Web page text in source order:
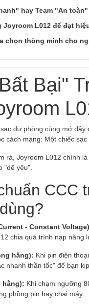
hay Team "An
Joyroom L012 để đạt
chọn thông minh cho
Bại"
dự phòng cùng mớ
cách mạng: Một chiếc
rà, Joyroom L012 chính
"dế yêu".
CCC
- Constant Voltage)
chia quá trình nạp năng
hằng): Khi pin điện
nhanh thần tốc" để bạn
hằng): Khi chạm ngưỡng
phồng pin hay chai máy.